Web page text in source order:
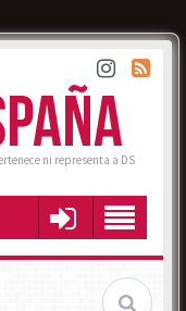
ni representa a DS